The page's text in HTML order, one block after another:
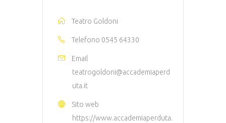
Teatro Goldoni
Telefono 0545 64330
Email
teatrogoldoni@accademiaperd
uta.it
Sito web
https://www.accademiaperduta.